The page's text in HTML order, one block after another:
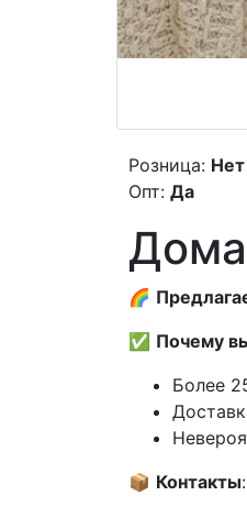
Розница: Нет
Опт: Да
🌈
✅ Почему
Более
📦 Контакты: